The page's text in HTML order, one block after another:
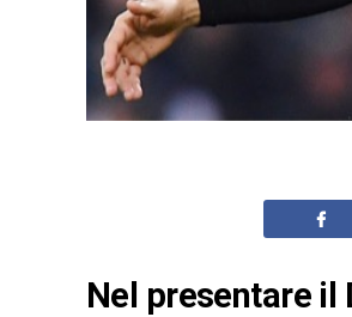
Nel presentare il